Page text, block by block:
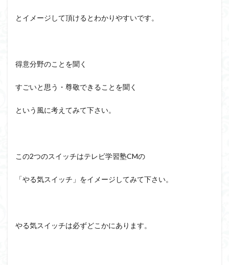
とイメージして頂けるとわかりやすいです。
得意分野のことを聞く
すごいと思う・尊敬できることを聞く
という風に考えてみて下さい。
この2つのスイッチはテレビ学習塾CMの
「やる気スイッチ」をイメージしてみて下さい。
やる気スイッチは必ずどこかにあります。